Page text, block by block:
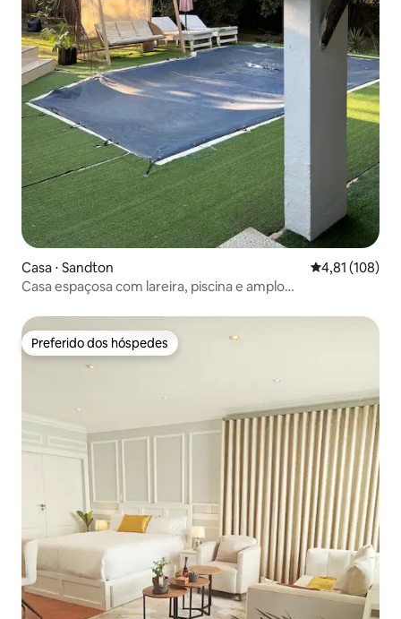
Casa ⋅ Sandton 4,81 de uma
4,81 (108)
Casa espaçosa com lareira, piscina e amplo
Preferido dos hóspedes
Preferido dos hóspedes